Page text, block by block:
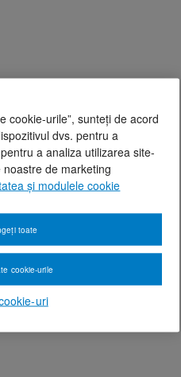
cookie-urile”, sunteți de acord
dvs. pentru a
a analiza utilizarea site-
de marketing
și modulele cookie
uri
toate
cookie-urile